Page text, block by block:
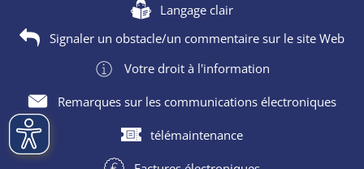
Langage clair
Signaler un obstacle/un commentaire sur le site Web
Votre droit à l'information
Remarques sur les communications électroniques
télémaintenance